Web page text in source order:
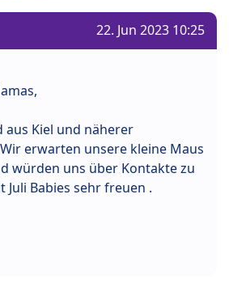
22. Jun 2023 10:25
Kiel und näherer
erwarten unsere kleine Maus
würden uns über Kontakte zu
Babies sehr freuen .